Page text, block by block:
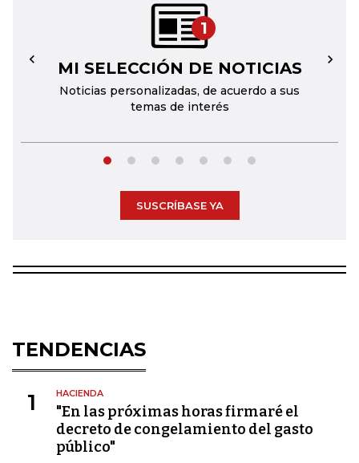
1
MI SELECCIÓN DE NOTICIAS
Noticias personalizadas, de acuerdo a sus
temas de interés
← →
SUSCRÍBASE YA
TENDENCIAS
1 HACIENDA
"En las próximas horas firmaré el
decreto de congelamiento del gasto
público"